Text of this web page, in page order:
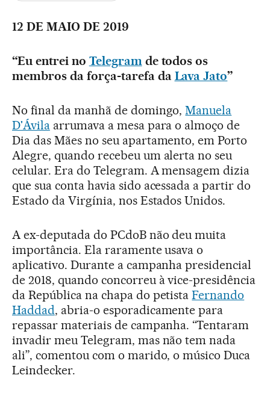
12 DE MAIO DE 2019
“Eu entrei no Telegram de todos os
membros da força-tarefa da Lava Jato”
No final da manhã de domingo,Manuela
D'Ávilaarrumava a mesa para o almoço de
Dia das Mães no seu apartamento, em Porto
Alegre, quando recebeu um alerta no seu
celular. Era do Telegram. A mensagem dizia
que sua conta havia sido acessada a partir do
Estado da Virgínia, nos Estados Unidos.
A ex-deputada do PCdoB não deu muita
importância. Ela raramente usava o
aplicativo. Durante a campanha presidencial
de 2018, quando concorreu à vice-presidência
da República na chapa do petistaFernando
Haddad, abria-o esporadicamente para
repassar materiais de campanha. “Tentaram
invadir meu Telegram, mas não tem nada
ali”, comentou com o marido, o músico Duca
Leindecker.